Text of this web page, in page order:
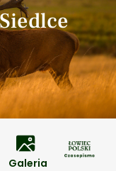
Galeria